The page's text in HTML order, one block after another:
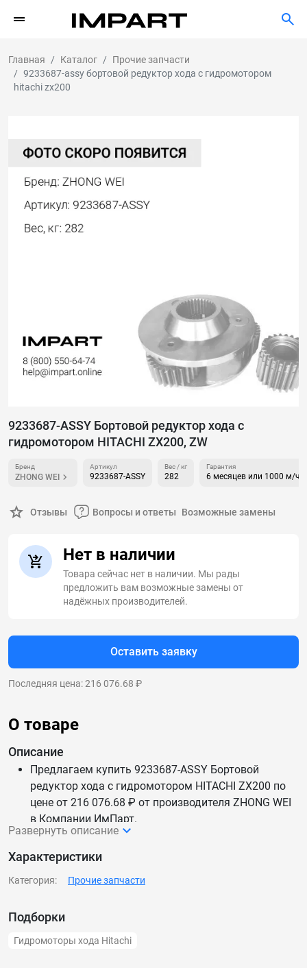
Главная Каталог
Прочие запчасти
9233687-assy бортовой редуктор хода с гидромотором
hitachi zx200
9233687-ASSY Бортовой редуктор хода с
гидромотором HITACHI ZX200, ZW
Бренд
ZHONG WEI
Артикул
9233687-ASSY
Вес / кг
282
Гарантия
6 месяцев или 1000 м/ч
Отзывы Вопросы и ответы Возможные замены
Нет в наличии
Товара сейчас нет в наличии. Мы рады
предложить вам возможные замены от
надёжных производителей.
Оставить заявку
Последняя цена: 216 076.68 ₽
О товаре
Подборки
Гидромоторы хода Hitachi
Описание
Предлагаем купить 9233687-ASSY Бортовой
редуктор хода с гидромотором HITACHI ZX200 по
цене от 216 076.68 ₽ от производителя ZHONG WEI
в Компании ИмПарт.
Мы каждый день обновляем цены и наличие —
данные актуальны.
Доставим 9233687-ASSY Бортовой редуктор хода с
гидромотором HITACHI ZX200 по России и СНГ.
Развернуть описание
Характеристики
Категория: Прочие запчасти